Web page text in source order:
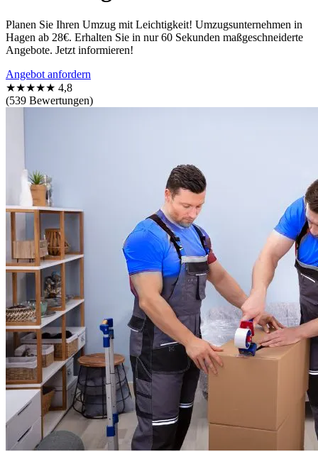
Planen Sie Ihren Umzug mit Leichtigkeit! Umzugsunternehmen in
Hagen ab 28€. Erhalten Sie in nur 60 Sekunden maßgeschneiderte
Angebote. Jetzt informieren!
Angebot anfordern
★★★★★ 4,8
(539 Bewertungen)